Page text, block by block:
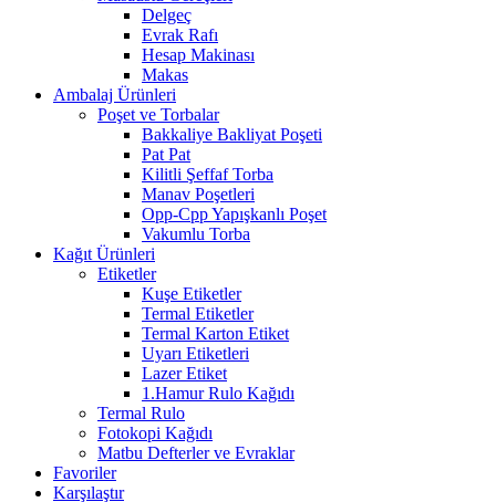
Delgeç
Evrak Rafı
Hesap Makinası
Makas
Ambalaj Ürünleri
Poşet ve Torbalar
Bakkaliye Bakliyat Poşeti
Pat Pat
Kilitli Şeffaf Torba
Manav Poşetleri
Opp-Cpp Yapışkanlı Poşet
Vakumlu Torba
Kağıt Ürünleri
Etiketler
Kuşe Etiketler
Termal Etiketler
Termal Karton Etiket
Uyarı Etiketleri
Lazer Etiket
1.Hamur Rulo Kağıdı
Termal Rulo
Fotokopi Kağıdı
Matbu Defterler ve Evraklar
Favoriler
Karşılaştır